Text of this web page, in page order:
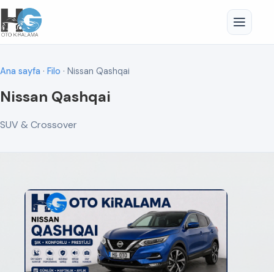
Ana sayfa · Filo · Nissan Qashqai
Nissan Qashqai
SUV & Crossover